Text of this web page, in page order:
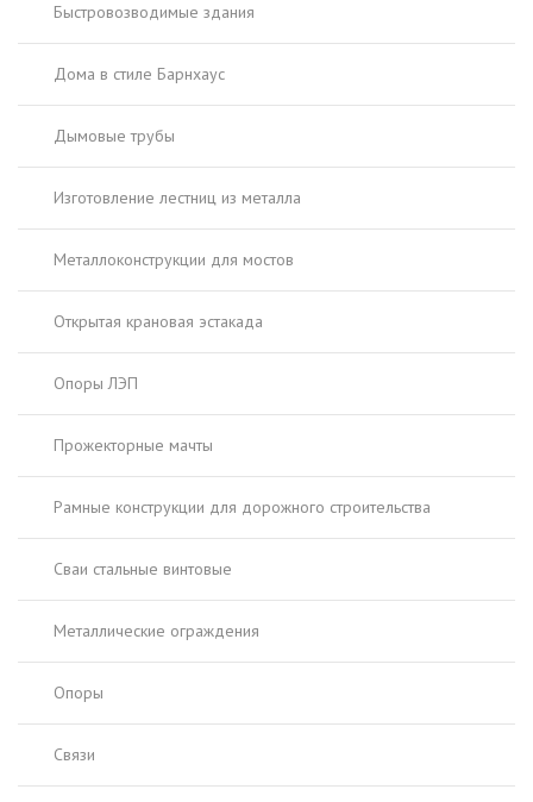
Быстровозводимые здания
Дома в стиле Барнхаус
Дымовые трубы
Изготовление лестниц из металла
Металлоконструкции для мостов
Открытая крановая эстакада
Опоры ЛЭП
Прожекторные мачты
Рамные конструкции для дорожного строительства
Сваи стальные винтовые
Металлические ограждения
Опоры
Связи